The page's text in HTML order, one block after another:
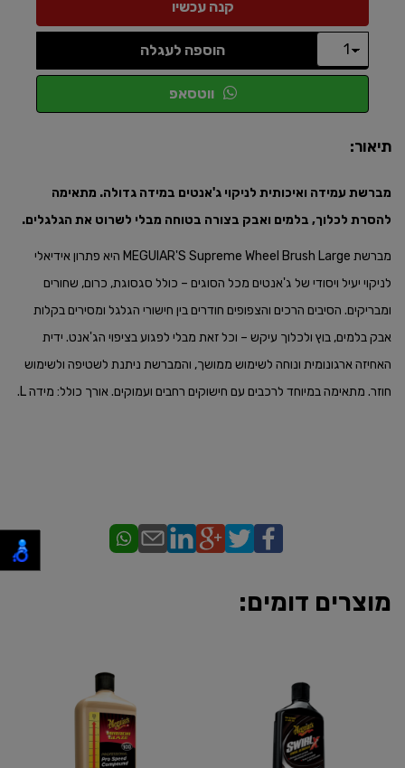
הוספה לעגלה
ווטסאפ
תיאור:
מברשת עמידה ואיכותית לניקוי ג'אנטים במידה גדולה. מתאימה
להסרת לכלוך, בלמים ואבק בצורה בטוחה מבלי לשרוט את הגלגלים.​
מברשת MEGUIAR'S Supreme Wheel Brush Large היא פתרון אידיאלי
לניקוי יעיל ויסודי של ג'אנטים מכל הסוגים – כולל סגסוגת, כרום, שחורים
ומבריקים. הסיבים הרכים והצפופים חודרים בין חישורי הגלגל ומסירים בקלות
אבק בלמים, בוץ ולכלוך עיקש – וכל זאת מבלי לפגוע בציפוי הג'אנט. ידית
האחיזה ארגונומית ונוחה לשימוש ממושך, והמברשת ניתנת לשטיפה ולשימוש
חוזר. מתאימה במיוחד לרכבים עם חישוקים רחבים ועמוקים. אורך כולל: מידה L.
מוצרים דומים: